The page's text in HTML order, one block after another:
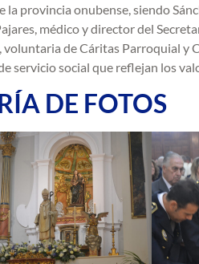
provincia onubense, siendo
médico y director del
de Cáritas Parroquial y
servicio social que reflejan los
DE FOTOS